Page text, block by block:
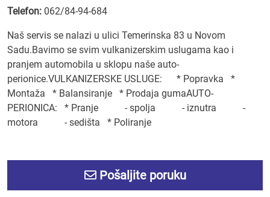
Telefon: 062/84-94-684
Naš servis se nalazi u ulici Temerinska 83 u Novom
Sadu.Bavimo se svim vulkanizerskim uslugama kao i
pranjem automobila u sklopu naše auto-
perionice.VULKANIZERSKE USLUGE: * Popravka *
Montaža * Balansiranje * Prodaja gumaAUTO-
PERIONICA: * Pranje - spolja - iznutra -
motora - sedišta * Poliranje
Pošaljite poruku